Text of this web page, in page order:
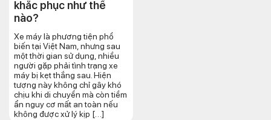
khắc phục như thế
nào?
Xe máy là phương tiện phổ
biến tại Việt Nam, nhưng sau
một thời gian sử dụng, nhiều
người gặp phải tình trạng xe
máy bị kẹt thắng sau. Hiện
tượng này không chỉ gây khó
chịu khi di chuyển mà còn tiềm
ẩn nguy cơ mất an toàn nếu
không được xử lý kịp […]